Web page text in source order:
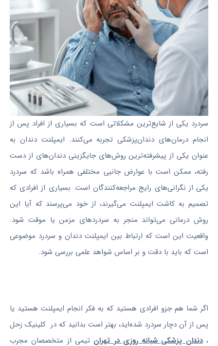
سردرد یکی از شایع‌ترین مشکلاتی است که بسیاری از افراد پس از
انجام درمان‌های دندان‌پزشکی تجربه می‌کنند. ایمپلنت دندان به
عنوان یکی از پیشرفته‌ترین روش‌های جایگزینی دندان‌های از دست
رفته، ممکن است با عوارض جانبی مختلفی همراه باشد که سردرد
یکی از نگرانی‌های رایج مراجعه‌کنندگان است. بسیاری از افرادی که
تصمیم به کاشت ایمپلنت می‌گیرند، از خود می‌پرسند که آیا این
روش درمانی می‌تواند منجر به سردردهای مزمن یا موقت شود.
واقعیت این است که ارتباط بین ایمپلنت دندان و سردرد موضوعی
است که باید با دقت و بر اساس شواهد علمی بررسی شود.
اگر شما هم جزو افرادی هستید که به فکر انجام ایمپلنت هستید یا
پس از آن دچار سردرد شده‌اید، بهتر است بدانید که در کلینیک زحل
،دندان پزشکی شبانه روزی در تهران تیمی از متخصصان مجرب